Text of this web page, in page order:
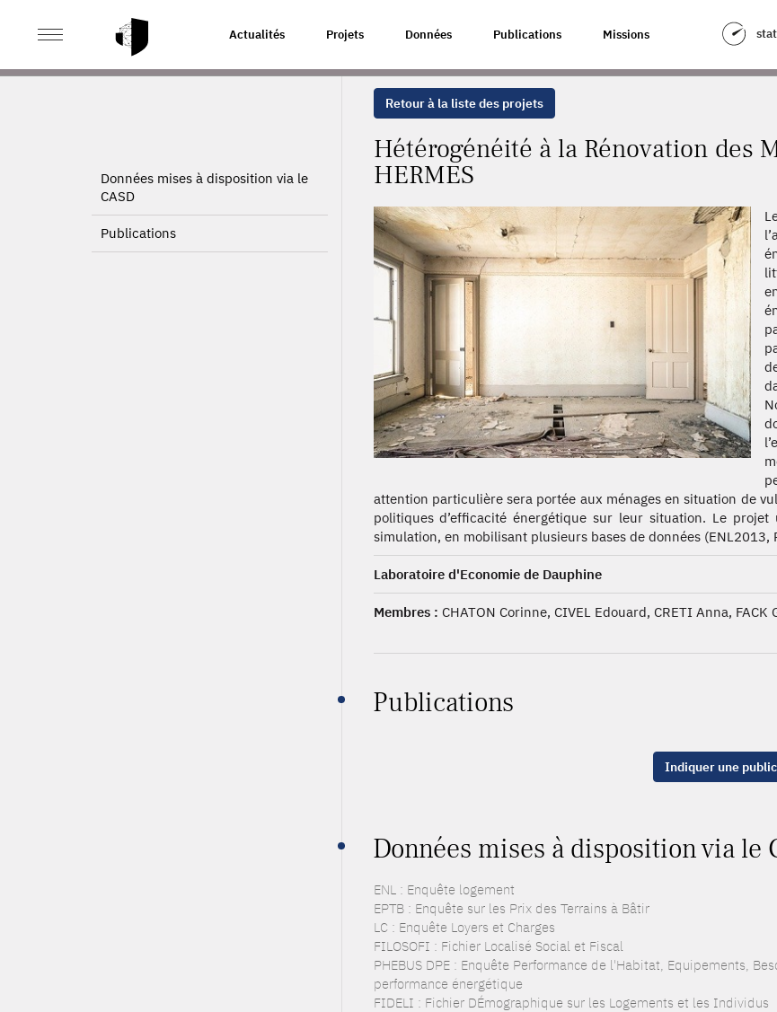
Actualités Projets Données Publications Missions
ACCUEIL HÉTÉROGÉNÉITÉ À LA RÉNOVATION DES MÉNAGES: SIMULATIONS - HERMES
Données mises à disposition via le
CASD
Publications
Retour à la liste des projets
Hétérogénéité à la Rénovation des
HERMES
attention particulière sera portée aux ménages en situation de
politiques d’efficacité énergétique sur leur situation. Le
simulation, en mobilisant plusieurs bases de données (ENL2013,
Laboratoire d'Economie de Dauphine
Membres : CHATON Corinne, CIVEL Edouard, CRETI Anna,
Publications
Indiquer une
Données mises à disposition via le
ENL : Enquête logement
EPTB : Enquête sur les Prix des Terrains à Bâtir
LC : Enquête Loyers et Charges
FILOSOFI : Fichier Localisé Social et Fiscal
PHEBUS DPE : Enquête Performance de l'Habitat, Equipements,
performance énergétique
FIDELI : Fichier DÉmographique sur les Logements et les Individus